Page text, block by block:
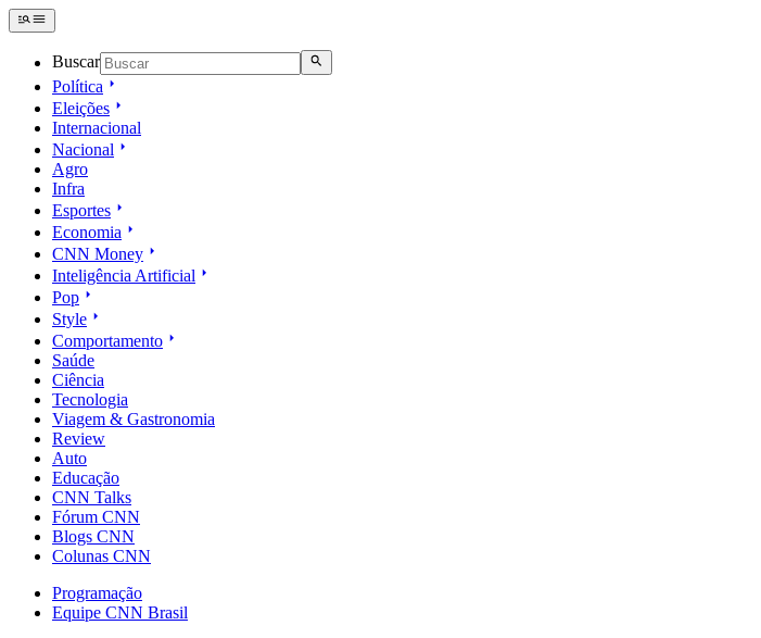
Buscar
Política
Eleições
Internacional
Nacional
Agro
Infra
Esportes
Economia
CNN Money
Inteligência Artificial
Pop
Style
Comportamento
Saúde
Ciência
Tecnologia
Viagem & Gastronomia
Review
Auto
Educação
CNN Talks
Fórum CNN
Blogs CNN
Colunas CNN
Programação
Equipe CNN Brasil